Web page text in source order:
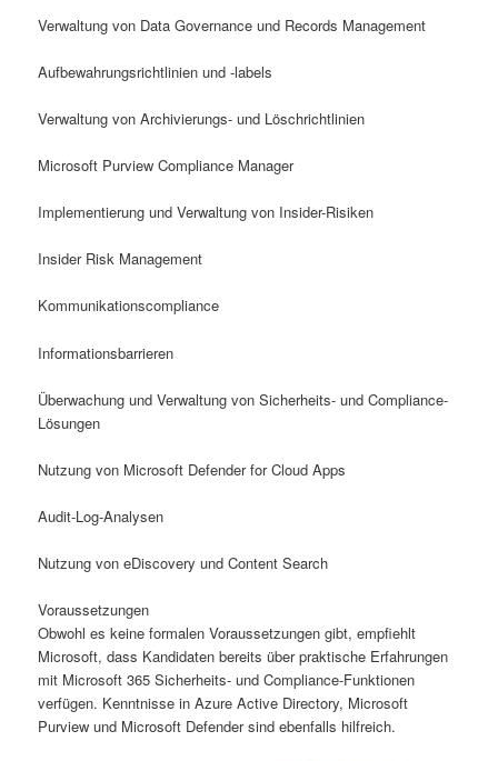
Verwaltung von Data Governance und Records Management
Aufbewahrungsrichtlinien und -labels
Verwaltung von Archivierungs- und Löschrichtlinien
Microsoft Purview Compliance Manager
Implementierung und Verwaltung von Insider-Risiken
Insider Risk Management
Kommunikationscompliance
Informationsbarrieren
Überwachung und Verwaltung von Sicherheits- und Compliance-
Lösungen
Nutzung von Microsoft Defender for Cloud Apps
Audit-Log-Analysen
Nutzung von eDiscovery und Content Search
Voraussetzungen
Obwohl es keine formalen Voraussetzungen gibt, empfiehlt
Microsoft, dass Kandidaten bereits über praktische Erfahrungen
mit Microsoft 365 Sicherheits- und Compliance-Funktionen
verfügen. Kenntnisse in Azure Active Directory, Microsoft
Purview und Microsoft Defender sind ebenfalls hilfreich.